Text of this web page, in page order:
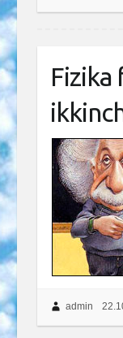
Fizika
admin